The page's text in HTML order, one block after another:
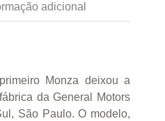
adicional
Monza deixou a
da General Motors
São Paulo. O modelo,